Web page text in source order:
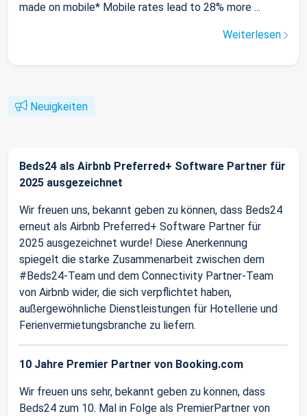
made on mobile* Mobile rates lead to 28% more ...
Weiterlesen
Neuigkeiten
Beds24 als Airbnb Preferred+ Software Partner für
2025 ausgezeichnet
Wir freuen uns, bekannt geben zu können, dass Beds24
erneut als Airbnb Preferred+ Software Partner für
2025 ausgezeichnet wurde! Diese Anerkennung
spiegelt die starke Zusammenarbeit zwischen dem
#Beds24-Team und dem Connectivity Partner-Team
von Airbnb wider, die sich verpflichtet haben,
außergewöhnliche Dienstleistungen für Hotellerie und
Ferienvermietungsbranche zu liefern.
10 Jahre Premier Partner von Booking.com
Wir freuen uns sehr, bekannt geben zu können, dass
Beds24 zum 10. Mal in Folge als PremierPartner von